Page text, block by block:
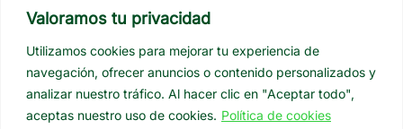
Valoramos tu privacidad
Utilizamos cookies para mejorar tu experiencia de
navegación, ofrecer anuncios o contenido personalizados y
analizar nuestro tráfico. Al hacer clic en "Aceptar todo",
aceptas nuestro uso de cookies. Política de cookies
a
info@coometas.comprivacidad
Política de
cookies